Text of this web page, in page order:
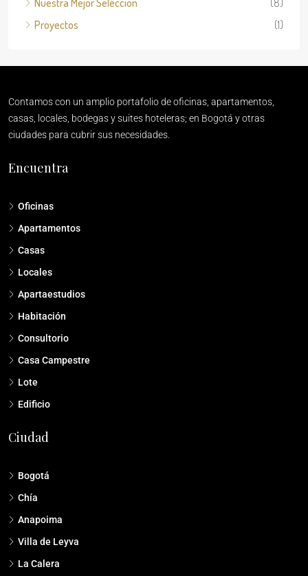
Nuestra Mejor Selección
(8)
Contamos con un amplio portafolio de oficinas, apartamentos,
casas, locales, bodegas y suites hoteleras; en Bogotá y otras
Oficinas
Apartamentos
Casas
Locales
Apartaestudios
Habitación
Consultorio
Casa Campestre
Lote
Bogotá
Chía
Anapoima
Villa de Leyva